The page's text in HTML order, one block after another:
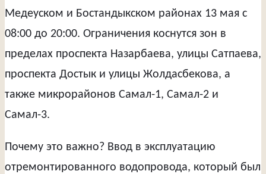
Медеуском и Бостандыкском районах 13 мая с
08:00 до 20:00. Ограничения коснутся зон в
пределах проспекта Назарбаева, улицы Сатпаева,
проспекта Достык и улицы Жолдасбекова, а
также микрорайонов Самал-1, Самал-2 и
Самал-3.
Почему это важно? Ввод в эксплуатацию
отремонтированного водопровода, который был